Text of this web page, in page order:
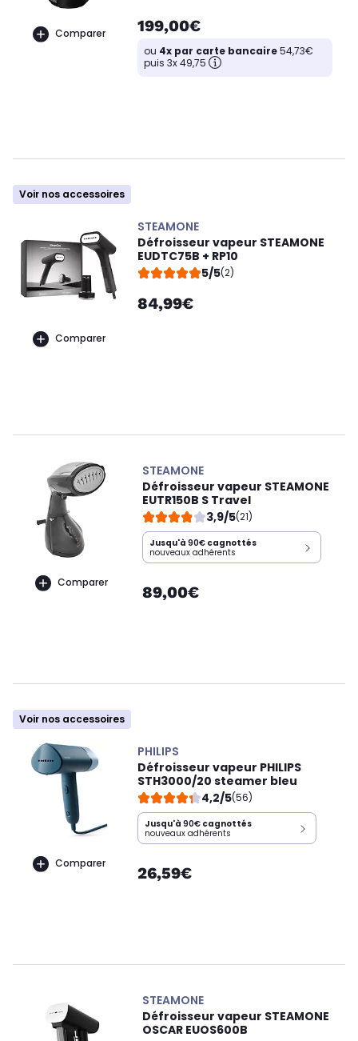
Comparer 199,00€
ou 4x par carte bancaire54,73€
puis 3x 49,75
Voir nos accessoires
Comparer
STEAMONE
Défroisseur vapeur STEAMONE
EUDTC75B + RP10
5/5(2)
84,99€
Comparer
STEAMONE
Défroisseur vapeur STEAMONE
EUTR150B S Travel
3,9/5(21)
Jusqu'à 90€ cagnottés
nouveaux adhérents
89,00€
Voir nos accessoires
Comparer
PHILIPS
Défroisseur vapeur PHILIPS
STH3000/20 steamer bleu
4,2/5(56)
Jusqu'à 90€ cagnottés
nouveaux adhérents
26,59€
STEAMONE
Défroisseur vapeur STEAMONE
OSCAR EUOS600B